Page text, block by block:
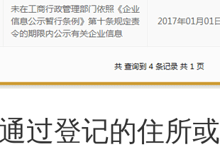
过登记的住所